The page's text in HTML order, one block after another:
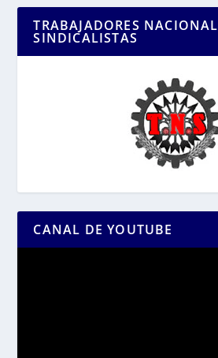
TRABAJADORES NACIONAL
SINDICALISTAS
CANAL DE YOUTUBE